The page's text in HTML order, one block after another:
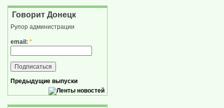
Говорит Донецк
Рупор администрации
email: *
Предыдущие выпуски